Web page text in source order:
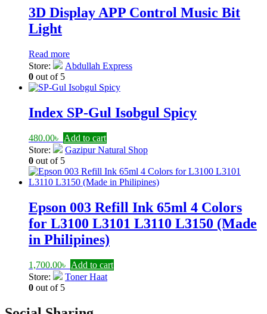
3D Display APP Control Music Bit
Light
Read more
Store:
Abdullah Express
0 out of 5
Index SP-Gul Isobgul Spicy
480.00৳ Add to cart
Store:
Gazipur Natural Shop
0 out of 5
Epson 003 Refill Ink 65ml 4 Colors
for L3100 L3101 L3110 L3150 (Made
in Philipines)
1,700.00৳ Add to cart
Store:
Toner Haat
0 out of 5